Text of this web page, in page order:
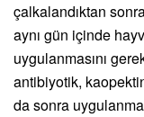
çalkalandıktan
aynı gün içinde
uygulanmasını
antibiyotik,
da sonra